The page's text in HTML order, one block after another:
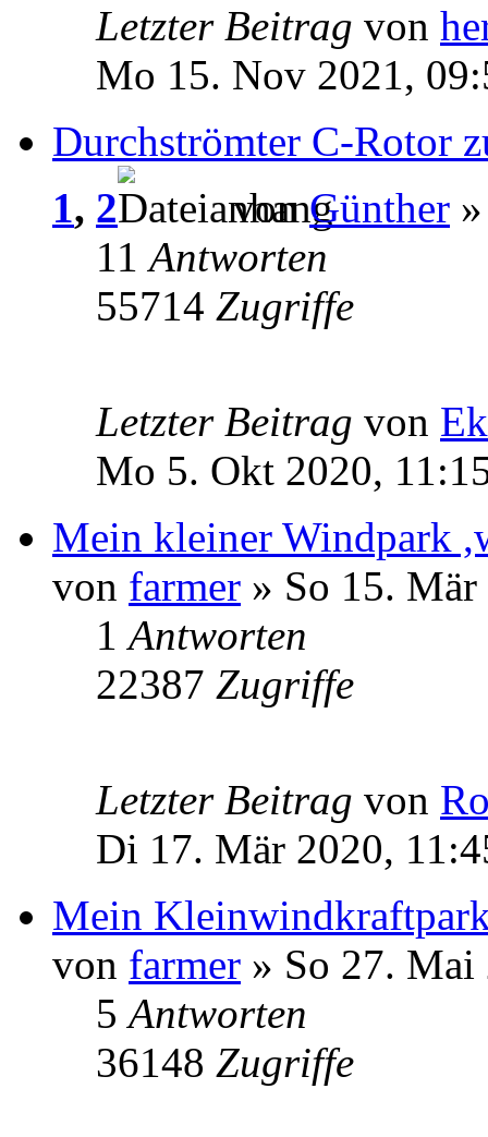
Letzter Beitrag von
Mo 15. Nov 2021,
Durchströmter C-Rotor
1, 2 vonGünther
11Antworten
55714 Zugriffe
Letzter Beitrag von
Mo 5. Okt 2020,
Mein kleiner Windpark
von farmer » So 15.
1Antworten
22387 Zugriffe
Letzter Beitrag von
Di 17. Mär 2020,
Mein
von farmer » So 27.
5Antworten
36148 Zugriffe